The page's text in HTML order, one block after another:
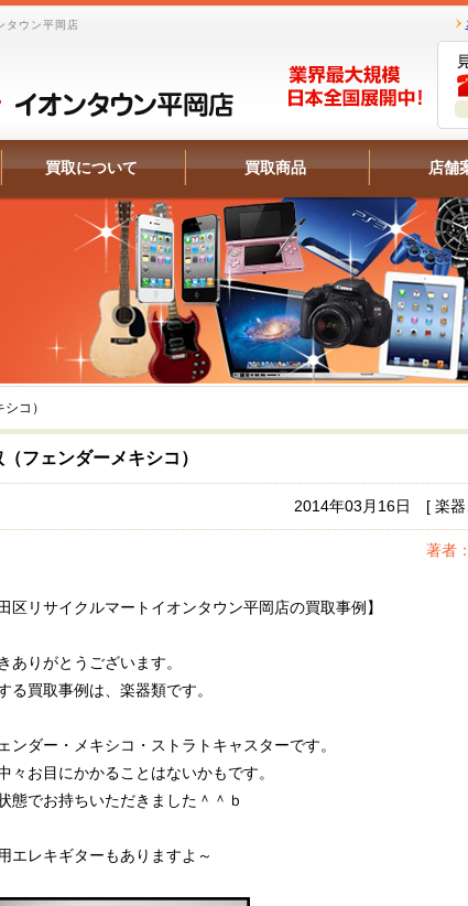
タウン平岡店
買取について 買取商品 店舗
コ）
フェンダーメキシコ）
2014年03月16日 [ 楽器
著者
区リサイクルマートイオンタウン平岡店の買取事例】
ありがとうございます。
る買取事例は、楽器類です。
ンダー・メキシコ・ストラトキャスターです。
々お目にかかることはないかもです。
態でお持ちいただきました＾＾ｂ
エレキギターもありますよ～